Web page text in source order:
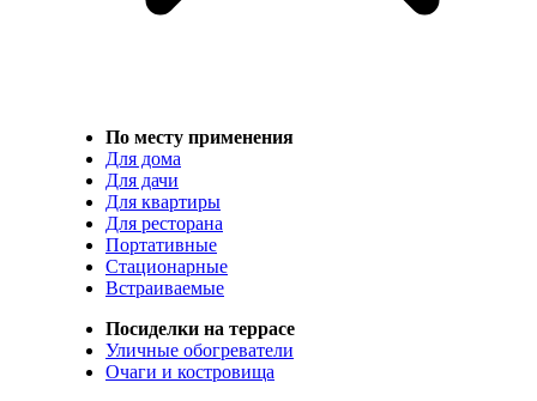
По месту применения
Для дома
Для дачи
Для квартиры
Для ресторана
Портативные
Стационарные
Встраиваемые
Посиделки на террасе
Уличные обогреватели
Очаги и костровища